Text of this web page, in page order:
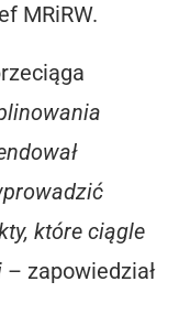
MRiRW.
które ciągle
– zapowiedział